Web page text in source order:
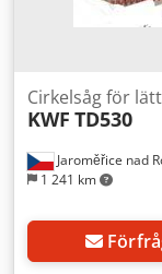
Jaroměřice nad
1 241 km
Cirkelsåg för
KWF TD530